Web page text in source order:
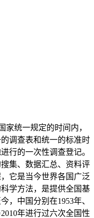
家统一规定的时间内，
调查表和统一的标准时
行的一次性调查登记。
集、数据汇总、资料评
它是当今世界各国广泛
学方法，是提供全国基
，中国分别在1953年、
年进行过六次全国性